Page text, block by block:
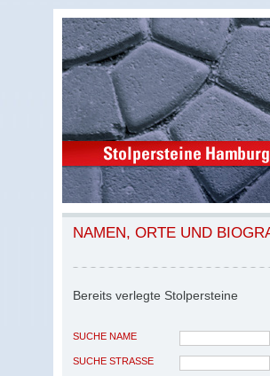
NAMEN, ORTE UND
Bereits verlegte Stolpersteine
SUCHE NAME
SUCHE STRASSE